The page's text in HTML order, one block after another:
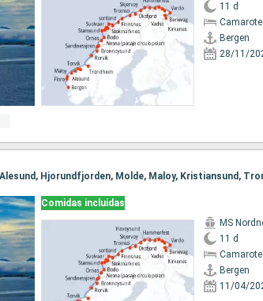
11 d
Bergen
28/11/
Comidas incluidas
MS
11 d
Bergen
11/04/